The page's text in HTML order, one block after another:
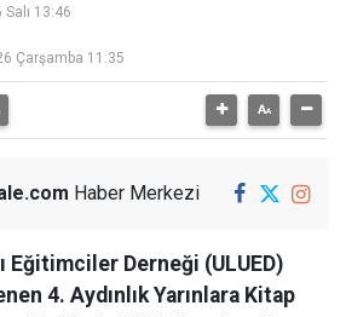
13:46
Çarşamba 11:35
Haber Merkezi
Eğitimciler Derneği (ULUED)
4. Aydınlık Yarınlara Kitap